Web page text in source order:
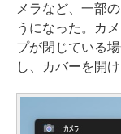
メラなど、一部
うになった。カ
プが閉じている
し、カバーを開